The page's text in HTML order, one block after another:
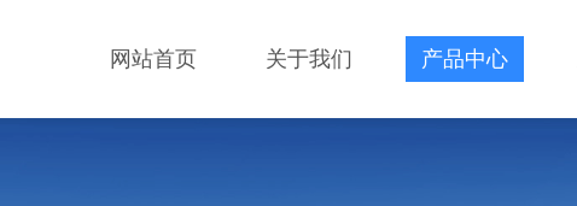
网站首页 关于我们 产品中心